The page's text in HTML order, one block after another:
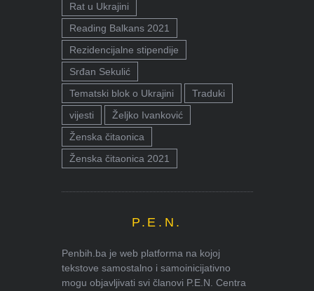
Rat u Ukrajini
Reading Balkans 2021
Rezidencijalne stipendije
Srđan Sekulić
Tematski blok o Ukrajini
Traduki
vijesti
Željko Ivanković
Ženska čitaonica
Ženska čitaonica 2021
P.E.N.
Penbih.ba je web platforma na kojoj
tekstove samostalno i samoinicijativno
mogu objavljivati svi članovi P.E.N. Centra